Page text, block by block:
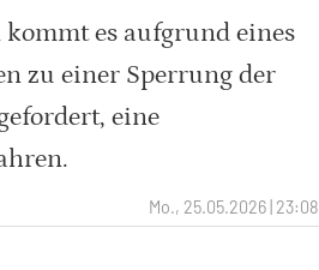
es aufgrund eines
zu einer Sperrung der
eine
Mo., 25.05.2026 | 23:08